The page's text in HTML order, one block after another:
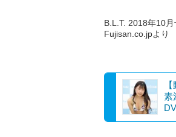
B.L.T. 2018年10
Fujisan.co.jpより
素